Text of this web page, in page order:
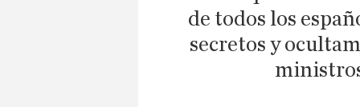
de todos los
secretos y